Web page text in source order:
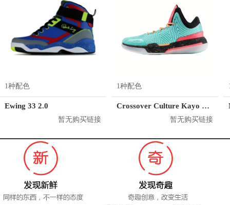
1种配色
Ewing 33 2.0
暂无购买链接
1种配色
Crossover Culture Kayo LP2
暂无购买链接